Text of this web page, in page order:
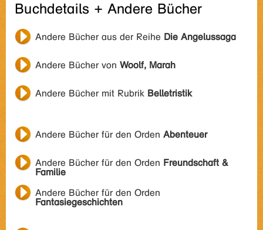
Buchdetails + Andere Bücher
Andere Bücher aus der Reihe Die Angelussaga
Andere Bücher von Woolf, Marah
Andere Bücher mit Rubrik Belletristik
Andere Bücher für den Orden Abenteuer
Andere Bücher für den Orden Freundschaft &
Familie
Andere Bücher für den Orden
Fantasiegeschichten